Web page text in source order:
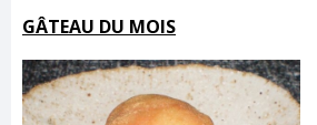
GÂTEAU DU MOIS